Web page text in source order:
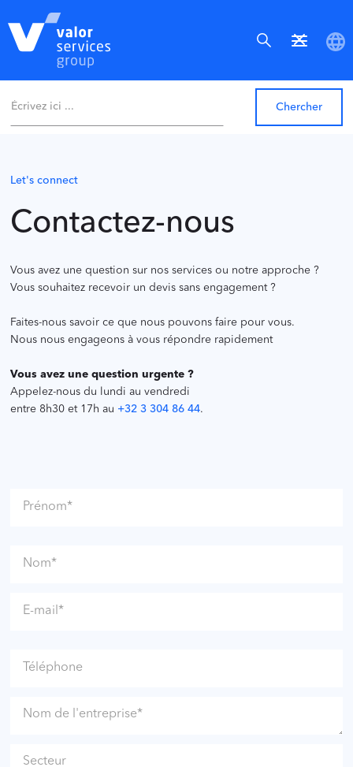
Let's connect
Contactez-nous
Vous avez une question sur nos services ou notre approche ?
Vous souhaitez recevoir un devis sans engagement ?
Faites-nous savoir ce que nous pouvons faire pour vous.
Nous nous engageons à vous répondre rapidement
Vous avez une question urgente ?
Appelez-nous du lundi au vendredi
entre 8h30 et 17h au +32 3 304 86 44.